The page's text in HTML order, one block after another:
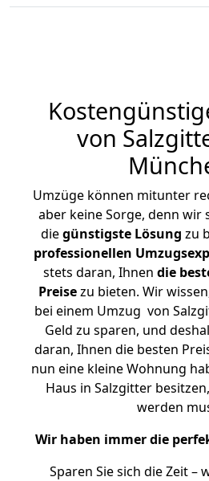
von
Umzüge können mitunter
aber keine Sorge, denn wir
diegünstigste Lösung zu
professionellen
stets daran, Ihnen die
Preisezu bieten. Wir
bei einem Umzug von
Geld zu sparen, und
daran, Ihnen die besten
nun eine kleine Wohnung
Haus in Salzgitter
werden
Wir haben immer die
Sparen Sie sich die Zeit –